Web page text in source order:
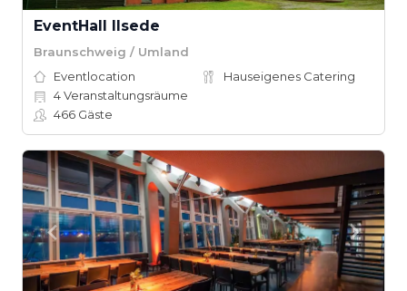
EventHall Ilsede
Braunschweig / Umland
Eventlocation
Hauseigenes Catering
4Veranstaltungsräume
466 Gäste